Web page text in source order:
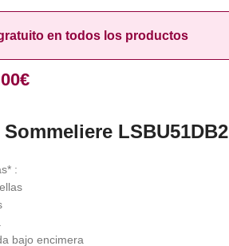
en todos los productos
€
LSBU51DB2
:
bajo encimera